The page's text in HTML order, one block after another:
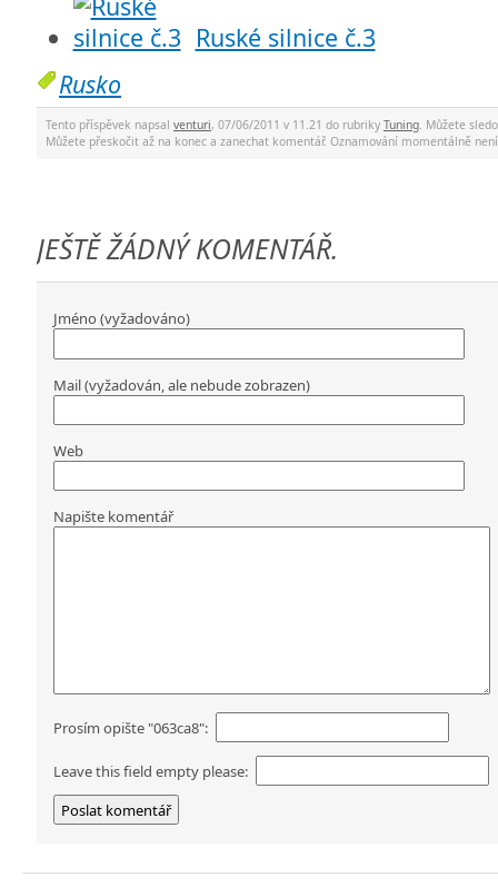
Ruské silnice č.3
Rusko
Tento příspěvek napsal venturi, 07/06/2011 v 11.21 do rubriky Tuning. Můžete
Můžete přeskočit až na konec a zanechat komentář. Oznamování momentálně
JEŠTĚ ŽÁDNÝ KOMENTÁŘ.
Jméno (vyžadováno)
Mail (vyžadován, ale nebude zobrazen)
Web
Napište komentář
Prosím opište "063ca8":
Leave this field empty please: